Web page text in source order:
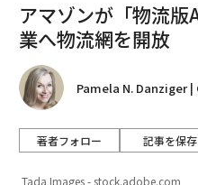
アマゾンが「物流
業へ物流網を開放
Pamela N. Danziger
著者フォロー 記事を保存
Tada Images - stock.adobe.com